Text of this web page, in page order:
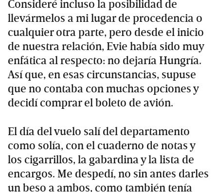
Consideré incluso la posibilidad de
llevármelos a mi lugar de procedencia o
cualquier otra parte, pero desde el inicio
de nuestra relación, Evie había sido muy
enfática al respecto: no dejaría Hungría.
Así que, en esas circunstancias, supuse
que no contaba con muchas opciones y
decidí comprar el boleto de avión.
El día del vuelo salí del departamento
como solía, con el cuaderno de notas y
los cigarrillos, la gabardina y la lista de
encargos. Me despedí, no sin antes darles
un beso a ambos, como también tenía